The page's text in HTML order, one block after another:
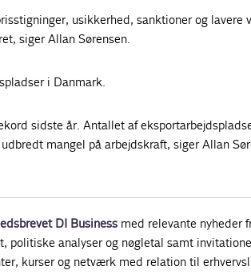
usikkerhed, sanktioner og lavere
siger Allan Sørensen.
i Danmark.
sidste år. Antallet af
mangel på arbejdskraft, siger Allan
DI Businessmed relevante nyheder
politiske analyser og nøgletal samt
kurser og netværk med relation til